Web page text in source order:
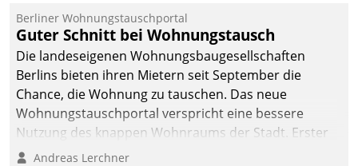
Berliner Wohnungstauschportal
Guter Schnitt bei Wohnungstausch
Die landeseigenen Wohnungsbaugesellschaften
Berlins bieten ihren Mietern seit September die
Chance, die Wohnung zu tauschen. Das neue
Wohnungstauschportal verspricht eine bessere
Nutzung des knappen Wohnraums der Stadt. Erster
Anwendungsfall für Datatrains Lösung API-Hub mit
Andreas Lerchner